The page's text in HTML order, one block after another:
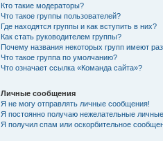
Кто такие модераторы?
Что такое группы пользователей?
Где находятся группы и как вступить в них?
Как стать руководителем группы?
Почему названия некоторых групп имеют
Что такое группа по умолчанию?
Что означает ссылка «Команда сайта»?
Личные сообщения
Я не могу отправлять личные сообщения!
Я постоянно получаю нежелательные
Я получил спам или оскорбительное